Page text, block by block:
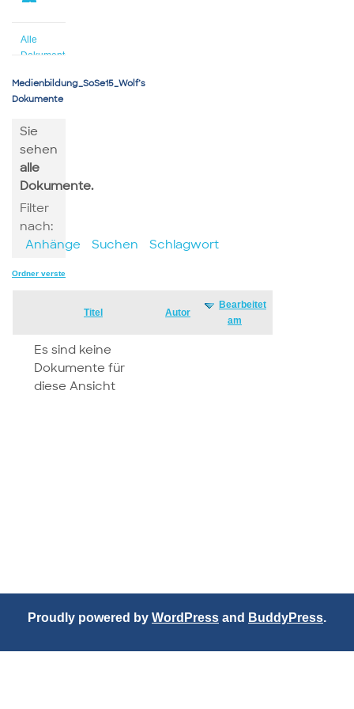
4
Alle
Dokumente
Medienbildung_SoSe15_Wolf’s
Dokumente
Sie
sehen
alle
Dokumente.
Filter
nach:
Anhänge
Suchen Schlagwort
Ordner verstecken
Titel Autor
Bearbeitet
am
Es sind keine
Dokumente für
diese Ansicht
Proudly powered by WordPress and BuddyPress.